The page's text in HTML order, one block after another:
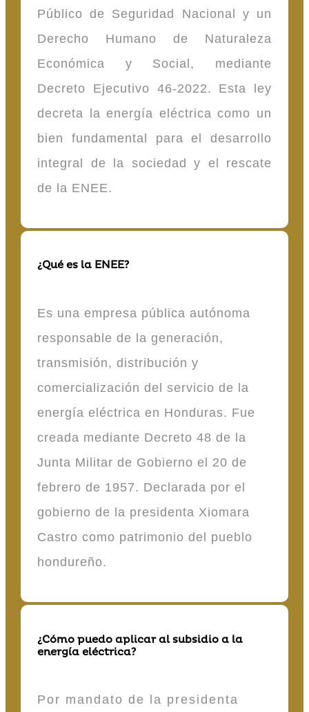
Público de Seguridad Nacional y un
Derecho Humano de Naturaleza
Económica y Social, mediante
Decreto Ejecutivo 46-2022. Esta ley
decreta la energía eléctrica como un
bien fundamental para el desarrollo
integral de la sociedad y el rescate
de la ENEE.
¿Qué es la ENEE?
Es una empresa pública autónoma
responsable de la generación,
transmisión, distribución y
comercialización del servicio de la
energía eléctrica en Honduras. Fue
creada mediante Decreto 48 de la
Junta Militar de Gobierno el 20 de
febrero de 1957. Declarada por el
gobierno de la presidenta Xiomara
Castro como patrimonio del pueblo
hondureño.
¿Cómo puedo aplicar al subsidio a la
energía eléctrica?
Por mandato de la presidenta